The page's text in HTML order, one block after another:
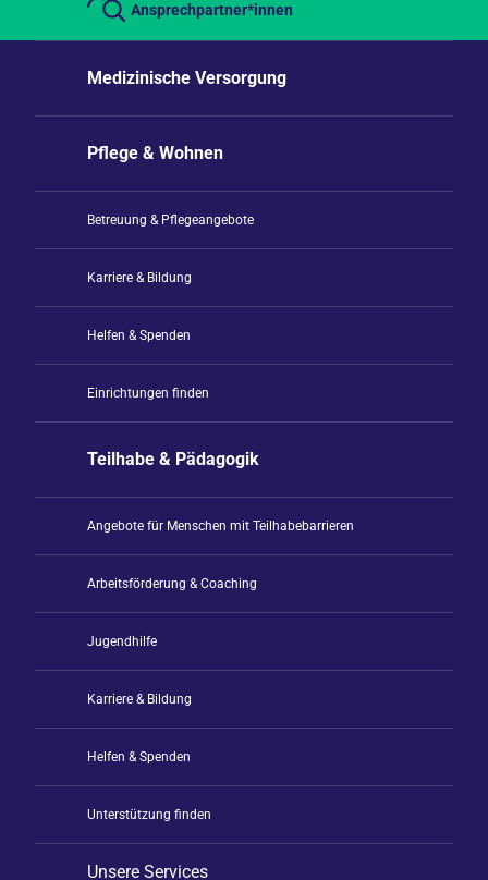
Ansprechpartner*innen
Medizinische Versorgung
Pflege & Wohnen
Betreuung & Pflegeangebote
Karriere & Bildung
Helfen & Spenden
Einrichtungen finden
Teilhabe & Pädagogik
Angebote für Menschen mit Teilhabebarrieren
Arbeitsförderung & Coaching
Jugendhilfe
Karriere & Bildung
Helfen & Spenden
Unterstützung finden
Unsere Services